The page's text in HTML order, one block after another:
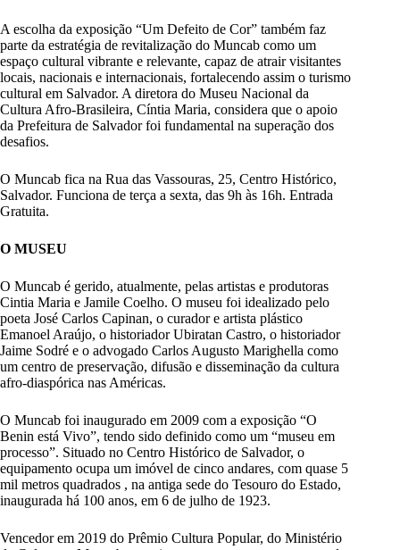
A escolha da exposição “Um Defeito de Cor” também faz
parte da estratégia de revitalização do Muncab como um
espaço cultural vibrante e relevante, capaz de atrair visitantes
locais, nacionais e internacionais, fortalecendo assim o turismo
cultural em Salvador. A diretora do Museu Nacional da
Cultura Afro-Brasileira, Cíntia Maria, considera que o apoio
da Prefeitura de Salvador foi fundamental na superação dos
desafios.
O Muncab fica na Rua das Vassouras, 25, Centro Histórico,
Salvador. Funciona de terça a sexta, das 9h às 16h. Entrada
Gratuita.
O MUSEU
O Muncab é gerido, atualmente, pelas artistas e produtoras
Cintia Maria e Jamile Coelho. O museu foi idealizado pelo
poeta José Carlos Capinan, o curador e artista plástico
Emanoel Araújo, o historiador Ubiratan Castro, o historiador
Jaime Sodré e o advogado Carlos Augusto Marighella como
um centro de preservação, difusão e disseminação da cultura
afro-diaspórica nas Américas.
O Muncab foi inaugurado em 2009 com a exposição “O
Benin está Vivo”, tendo sido definido como um “museu em
processo”. Situado no Centro Histórico de Salvador, o
equipamento ocupa um imóvel de cinco andares, com quase 5
mil metros quadrados , na antiga sede do Tesouro do Estado,
inaugurada há 100 anos, em 6 de julho de 1923.
Vencedor em 2019 do Prêmio Cultura Popular, do Ministério